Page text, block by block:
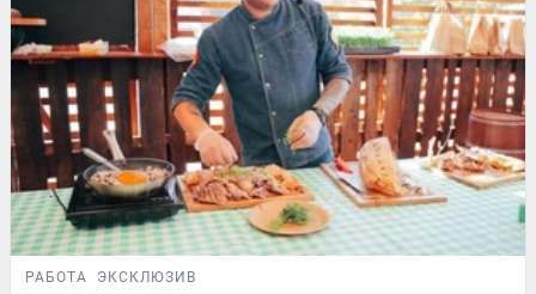
РАБОТА ЭКСКЛЮЗИВ